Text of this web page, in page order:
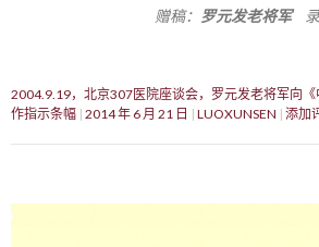
赠稿： 罗元发老将军录
2004.9.19，北京307医院座谈会，罗元发老将军向
作指示条幅 2014 年 6 月 21 日 LUOXUNSEN 添加